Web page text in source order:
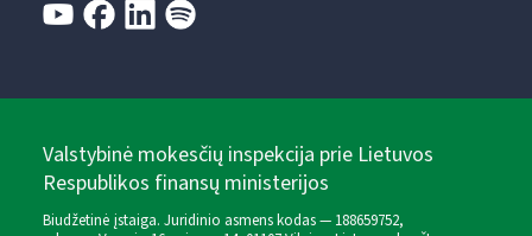
Valstybinė mokesčių inspekcija prie Lietuvos
Respublikos finansų ministerijos
Biudžetinė įstaiga. Juridinio asmens kodas — 188659752,